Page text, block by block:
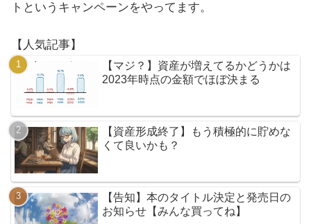
トというキャンペーンをやってます。
【人気記事】
【マジ？】資産が増えてるかどうかは
2023年時点の金額でほぼ決まる
【資産形成終了】もう積極的に貯めな
くて良いかも？
【告知】本のタイトル決定と発売日の
お知らせ【みんな買ってね】